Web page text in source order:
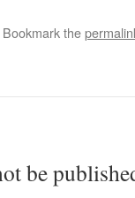
Bookmark the
be